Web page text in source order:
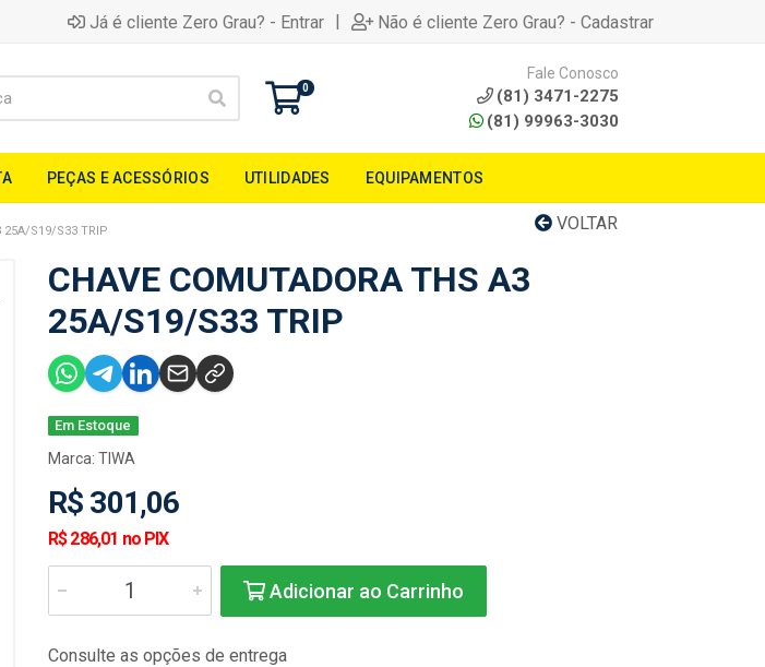
Já é cliente Zero Grau? - Entrar | Não é cliente Zero Grau? - Cadastrar
0
Fale Conosco
(81) 3471-2275
(81) 99963-3030
PEÇAS E ACESSÓRIOS UTILIDADES EQUIPAMENTOS
VOLTAR
25A/S19/S33 TRIP
CHAVE COMUTADORA THS A3
25A/S19/S33 TRIP
Em Estoque
Marca: TIWA
R$ 301,06
R$ 286,01 no PIX
Adicionar ao Carrinho
Consulte as opções de entrega